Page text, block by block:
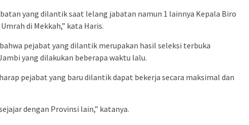
yang dilantik saat lelang jabatan namun 1 lainnya Kepala Biro
di Mekkah,” kata Haris.
pejabat yang dilantik merupakan hasil seleksi terbuka
yang dilakukan beberapa waktu lalu.
pejabat yang baru dilantik dapat bekerja secara maksimal dan
dengan Provinsi lain,” katanya.